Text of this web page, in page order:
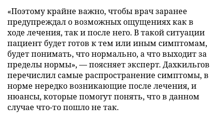
«Поэтому крайне важно, чтобы врач заранее
предупреждал о возможных ощущениях как в
ходе лечения, так и после него. В такой ситуации
пациент будет готов к тем или иным симптомам,
будет понимать, что нормально, а что выходит за
пределы нормы», — поясняет эксперт. Дахкильгов
перечислил самые распространение симптомы, в
норме нередко возникающие после лечения, и
нюансы, которые помогут понять, что в данном
случае что-то пошло не так.